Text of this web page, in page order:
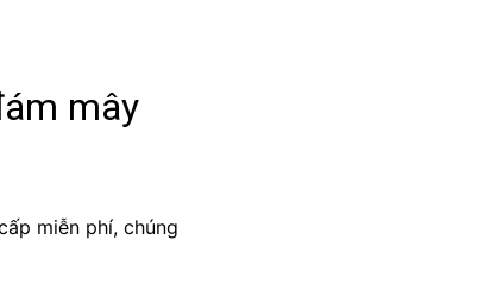
mây
miễn phí, chúng